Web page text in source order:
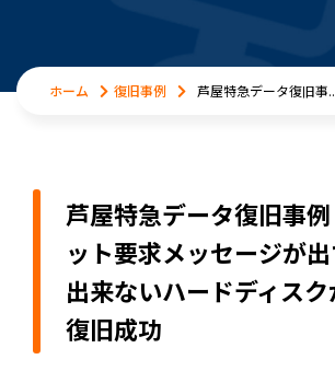
ホーム 復旧事例 芦屋特急データ復旧事
芦屋特急データ復旧事
ット要求メッセージが
出来ないハードディス
復旧成功